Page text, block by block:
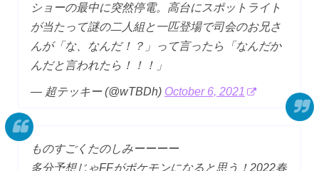
ショーの最中に突然停電。高台にスポットライト
が当たって謎の二人組と一匹登場で司会のお兄さ
んが「な、なんだ！？」って言ったら「なんだか
んだと言われたら！！！」
— 超テッキー (@wTBDh) October 6, 2021
ものすごくたのしみーーーー
多分予想じゃFFがポケモンになると思う！2022春